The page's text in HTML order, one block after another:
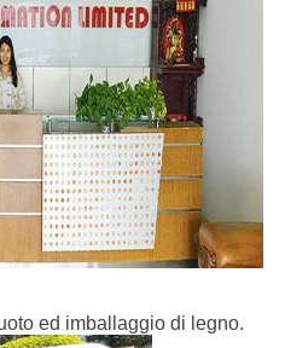
ed imballaggio di legno.